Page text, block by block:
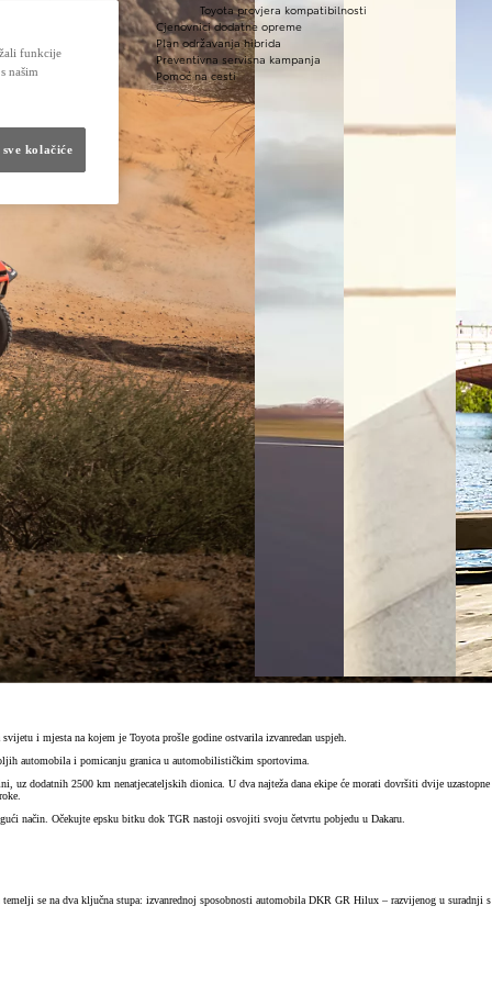
Toyota provjera kompatibilnosti
Cjenovnici dodatne opreme
Plan održavanja hibrida
Preventivna servisna kampanja
Pomoć na cesti
svijetu i mjesta na kojem je Toyota prošle godine ostvarila izvanredan uspjeh.
automobila i pomicanju granica u automobilističkim sportovima.
dodatnih 2500 km nenatjecateljskih dionica. U dva najteža dana ekipe će morati dovršiti dvije uzastopne
način. Očekujte epsku bitku dok TGR nastoji osvojiti svoju četvrtu pobjedu u Dakaru.
se na dva ključna stupa: izvanrednoj sposobnosti automobila DKR GR Hilux – razvijenog u suradnji s
funkcije
našim
kolačiće